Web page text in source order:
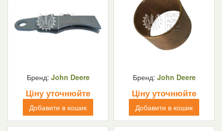
Бренд: John Deere
Ціну уточнюйте
Добавити в кошик
Бренд: John Deere
Ціну уточнюйте
Добавити в кошик